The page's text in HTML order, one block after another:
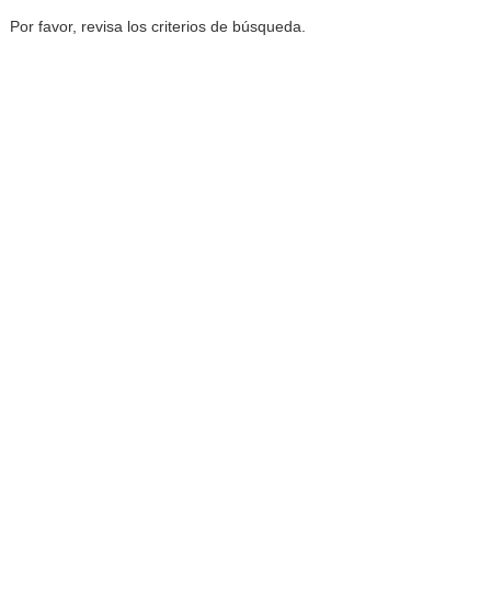
Por favor, revisa los criterios de búsqueda.